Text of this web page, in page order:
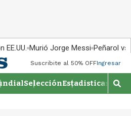
Murió Jorge Messi Peñarol
Suscribite al 50% OFFIngresar
SelecciónEstadisticas
M
o